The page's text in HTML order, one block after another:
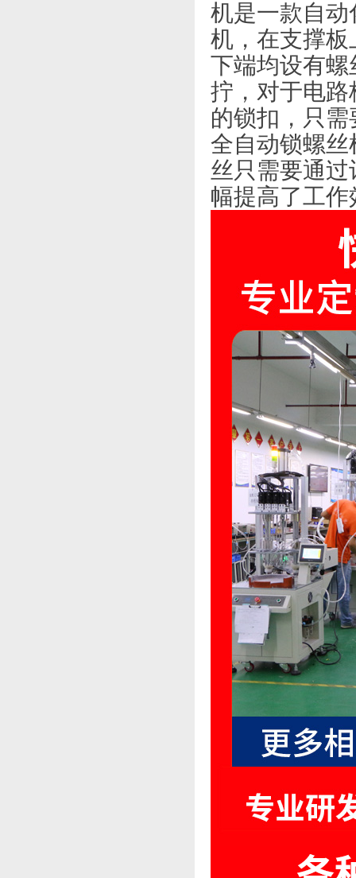
机是一款自
机，在支撑
下端均设有
拧，对于电
的锁扣，只
全自动锁螺
丝只需要通
幅提高了工作